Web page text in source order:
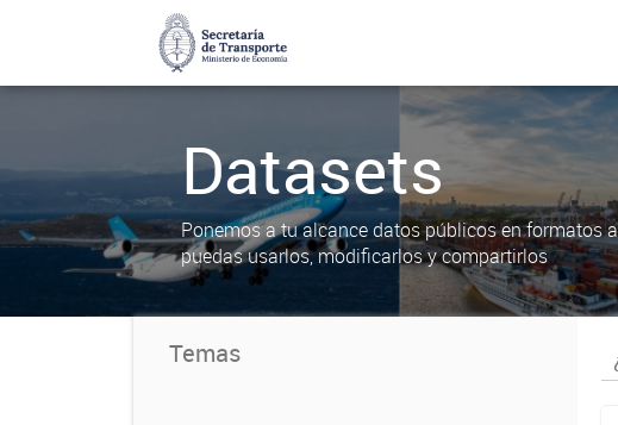
Datasets
Ponemos a tu alcance datos públicos en formatos
puedas usarlos, modificarlos y compartirlos
Temas